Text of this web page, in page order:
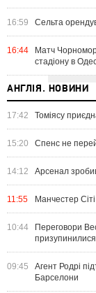
16:59 Сельта
16:44
Матч
стадіону в
АНГЛІЯ. НОВИНИ
17:42 Томіясу
15:20 Спенс не
14:12 Арсенал
11:55 Манчестер
10:44
Переговори
призупинилися
09:45
Агент Родрі
Барселони